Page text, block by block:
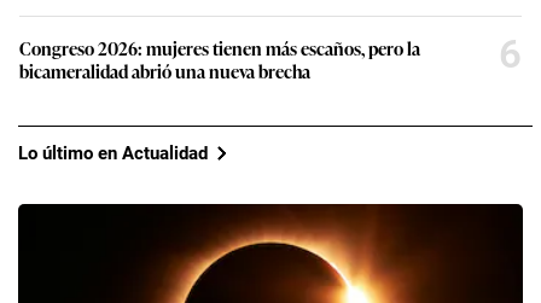
Congreso 2026: mujeres tienen más escaños, pero la
bicameralidad abrió una nueva brecha
6
Lo último en Actualidad